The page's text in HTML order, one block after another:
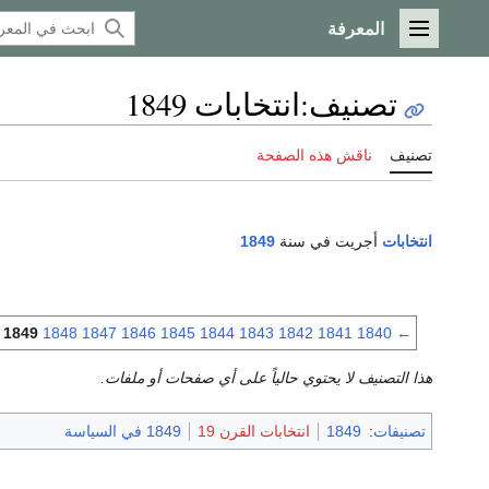
القائمة الرئيسية
المعرفة
تصنيف:انتخابات 1849
تصنيف ناقش هذه الصفحة
انتخابات أجريت في سنة 1849
←
1840
1841
1842
1843
1844
1845
1846
1847
1848
1849
هذا التصنيف لا يحتوي حالياً على أي صفحات أو ملفات.
تصنيفات:
1849 انتخابات القرن 19 1849 في السياسة